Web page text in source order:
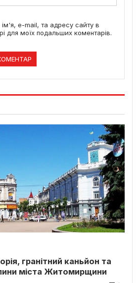
e-mail, та адресу сайту в
для моїх подальших коментарів.
гранітний каньйон та
міста Житомирщини